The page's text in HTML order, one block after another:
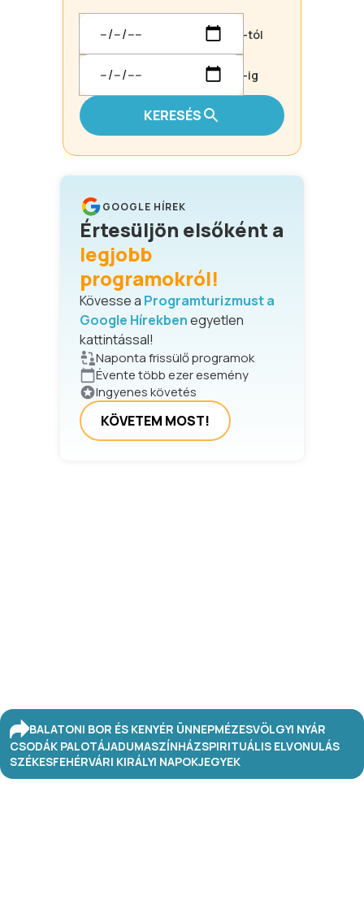
-tól
-ig
KERESÉS
GOOGLE HÍREK
Értesüljön elsőként a
legjobb
programokról!
Kövesse a Programturizmust a
Google Hírekbenegyetlen
kattintással!
Naponta frissülő programok
Évente több ezer esemény
Ingyenes követés
KÖVETEM MOST!
BALATONI BOR ÉS KENYÉR ÜNNEPMÉZESVÖLGYI NYÁR
CSODÁK PALOTÁJADUMASZÍNHÁZSPIRITUÁLIS ELVONULÁS
SZÉKESFEHÉRVÁRI KIRÁLYI NAPOKJEGYEK